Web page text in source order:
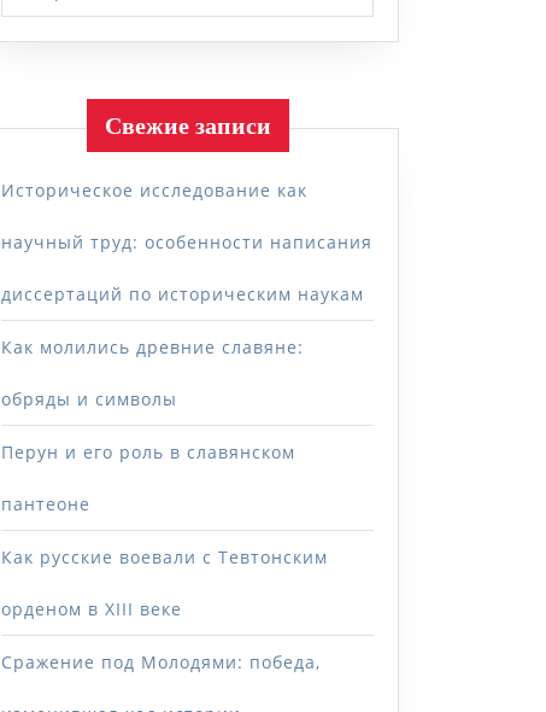
Свежие записи
Историческое исследование как
научный труд: особенности написания
диссертаций по историческим наукам
Как молились древние славяне:
обряды и символы
Перун и его роль в славянском
пантеоне
Как русские воевали с Тевтонским
орденом в XIII веке
Сражение под Молодями: победа,